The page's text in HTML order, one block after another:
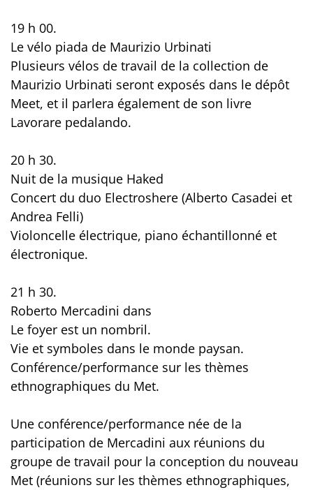
19 h 00.
Le vélo piada de Maurizio Urbinati
Plusieurs vélos de travail de la collection de
Maurizio Urbinati seront exposés dans le dépôt
Meet, et il parlera également de son livre
Lavorare pedalando.
20 h 30.
Nuit de la musique Haked
Concert du duo Electroshere (Alberto Casadei et
Andrea Felli)
Violoncelle électrique, piano échantillonné et
électronique.
21 h 30.
Roberto Mercadini dans
Le foyer est un nombril.
Vie et symboles dans le monde paysan.
Conférence/performance sur les thèmes
ethnographiques du Met.
Une conférence/performance née de la
participation de Mercadini aux réunions du
groupe de travail pour la conception du nouveau
Met (réunions sur les thèmes ethnographiques,